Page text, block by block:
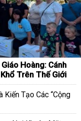
Hoàng: Cánh
Trên Thế Giới
Tạo Các “Cộng